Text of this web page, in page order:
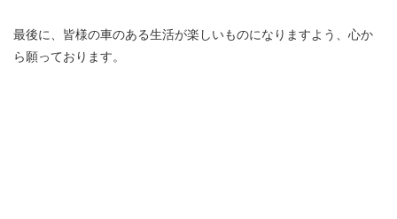
最後に、皆様の車のある生活が楽しいものになりますよう、心か
ら願っております。